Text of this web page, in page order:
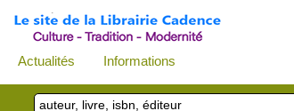
Actualités Informations